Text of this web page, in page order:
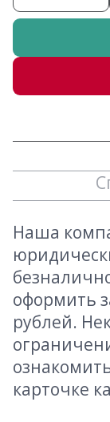
Наша
оформить
рублей.
карточке